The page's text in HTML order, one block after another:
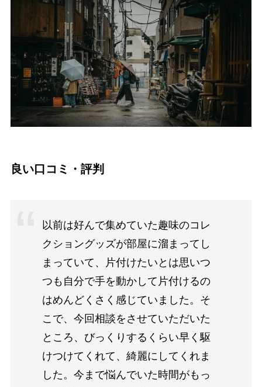
良い口コミ・評判
以前は好んで集めていた趣味のコレ
クショングッズが部屋に溜まってし
まっていて、片付けたいとは思いつ
つも自分で手を動かして片付けるの
はめんどくさく感じていました。そ
こで、今回相談をさせていただいた
ところ、びっくりするくらい早く駆
けつけてくれて、綺麗にしてくれま
した。今まで悩んでいた時間がもっ